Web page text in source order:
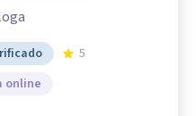
5
online